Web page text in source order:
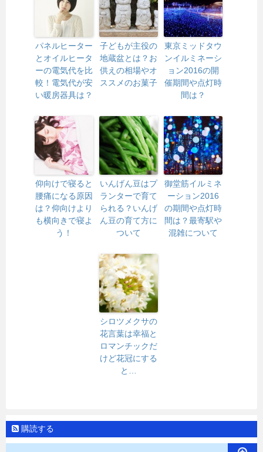
パネルヒーター
とオイルヒータ
ーの電気代を比
較！電気代が安
い暖房器具は？
子どもが主役の
地蔵盆とは？お
供えの相場やオ
ススメのお菓子
東京ミッドタウ
ンイルミネーシ
ョン2016の開
催期間や点灯時
間は？
仰向けで寝ると
腰痛になる原因
は？仰向けより
も横向きで寝よ
う！
いんげん豆はプ
ランターで育て
られる？いんげ
ん豆の育て方に
ついて
御堂筋イルミネ
ーション2016
の期間や点灯時
間は？最寄駅や
混雑について
シロツメクサの
花言葉は幸福と
ロマンチックだ
けど花冠にする
と…
購読する